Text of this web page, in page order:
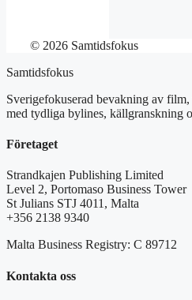
© 2026 Samtidsfokus
Samtidsfokus
Sverigefokuserad bevakning av
med tydliga bylines, källgranskning
Företaget
Strandkajen Publishing Limited
Level 2, Portomaso Business Tower
St Julians STJ 4011, Malta
+356 2138 9340
Malta Business Registry: C 89712
Kontakta oss